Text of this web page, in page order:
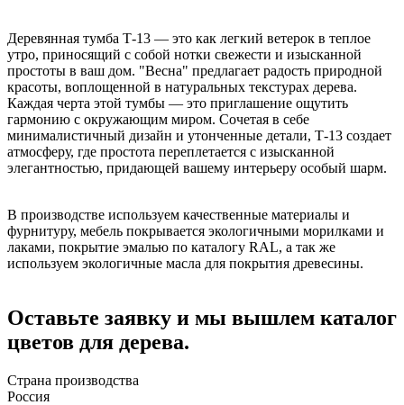
Деревянная тумба Т-13 — это как легкий ветерок в теплое
утро, приносящий с собой нотки свежести и изысканной
простоты в ваш дом. "Весна" предлагает радость природной
красоты, воплощенной в натуральных текстурах дерева.
Каждая черта этой тумбы — это приглашение ощутить
гармонию с окружающим миром. Сочетая в себе
минималистичный дизайн и утонченные детали, Т-13 создает
атмосферу, где простота переплетается с изысканной
элегантностью, придающей вашему интерьеру особый шарм.
В производстве используем качественные материалы и
фурнитуру, мебель покрывается экологичными морилками и
лаками, покрытие эмалью по каталогу RAL, а так же
используем экологичные масла для покрытия древесины.
Оставьте заявку и мы вышлем каталог
цветов для дерева.
Страна производства
Россия